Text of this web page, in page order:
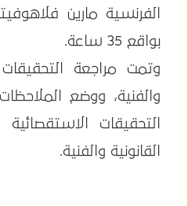
الفرنسية مارين
بواقع 35 ساعة.
وتمت مراجعة التحقيقات
والفنية، ووضع
التحقيقات
القانونية والفنية.